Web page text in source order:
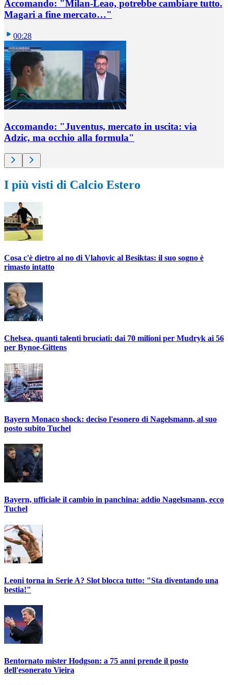
Accomando: "Milan-Leao, potrebbe cambiare tutto.
Magari a fine mercato…"
00:28
Accomando: "Juventus, mercato in uscita: via
Adzic, ma occhio alla formula"
I più visti di Calcio Estero
Cosa c'è dietro al no di Vlahovic al Besiktas: il suo sogno è
rimasto intatto
Chelsea, quanti talenti bruciati: dai 70 milioni per Mudryk ai 56
per Bynoe-Gittens
Bayern Monaco shock: deciso l'esonero di Nagelsmann, al suo
posto subito Tuchel
Bayern, ufficiale il cambio in panchina: addio Nagelsmann, ecco
Tuchel
Leoni torna in Serie A? Slot blocca tutto: "Sta diventando una
bestia!"
Bentornato mister Hodgson: a 75 anni prende il posto
dell'esonerato Vieira